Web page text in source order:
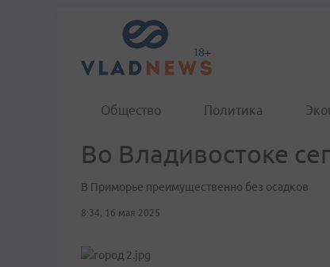
Общество Политика
Во Владивостоке
В Приморье преимущественно без осадков
8:34, 16 мая 2025